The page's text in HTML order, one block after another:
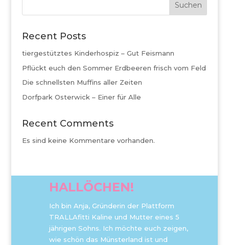
Suchen
Recent Posts
tiergestütztes Kinderhospiz – Gut Feismann
Pflückt euch den Sommer Erdbeeren frisch vom Feld
Die schnellsten Muffins aller Zeiten
Dorfpark Osterwick – Einer für Alle
Recent Comments
Es sind keine Kommentare vorhanden.
HALLÖCHEN!
Ich bin Anja, Gründerin der Plattform
TRALLAfitti Kaline und Mutter eines 5
jährigen Sohns. Ich möchte euch zeigen,
wie schön das Münsterland ist und